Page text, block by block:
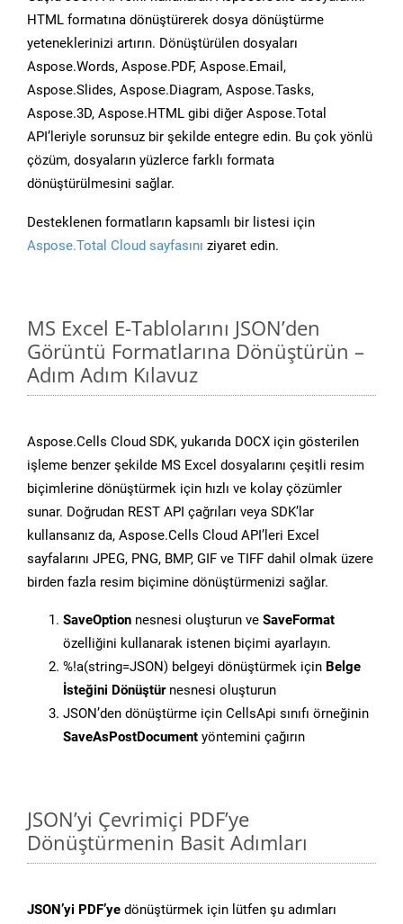
HTML formatına dönüştürerek dosya dönüştürme
yeteneklerinizi artırın. Dönüştürülen dosyaları
Aspose.Words, Aspose.PDF, Aspose.Email,
Aspose.Slides, Aspose.Diagram, Aspose.Tasks,
Aspose.3D, Aspose.HTML gibi diğer Aspose.Total
API’leriyle sorunsuz bir şekilde entegre edin. Bu çok yönlü
çözüm, dosyaların yüzlerce farklı formata
dönüştürülmesini sağlar.
Desteklenen formatların kapsamlı bir listesi için
Aspose.Total Cloud sayfasını ziyaret edin.
MS Excel E-Tablolarını JSON’den
Görüntü Formatlarına Dönüştürün –
Adım Adım Kılavuz
Aspose.Cells Cloud SDK, yukarıda DOCX için gösterilen
işleme benzer şekilde MS Excel dosyalarını çeşitli resim
biçimlerine dönüştürmek için hızlı ve kolay çözümler
sunar. Doğrudan REST API çağrıları veya SDK’lar
kullansanız da, Aspose.Cells Cloud API’leri Excel
sayfalarını JPEG, PNG, BMP, GIF ve TIFF dahil olmak üzere
birden fazla resim biçimine dönüştürmenizi sağlar.
SaveOption nesnesi oluşturun ve SaveFormat
özelliğini kullanarak istenen biçimi ayarlayın.
%!a(string=JSON) belgeyi dönüştürmek için Belge
İsteğini Dönüştürnesnesi oluşturun
JSON’den dönüştürme için CellsApi sınıfı örneğinin
SaveAsPostDocument yöntemini çağırın
JSON’yi Çevrimiçi PDF’ye
Dönüştürmenin Basit Adımları
JSON’yi PDF’ye dönüştürmek için lütfen şu adımları